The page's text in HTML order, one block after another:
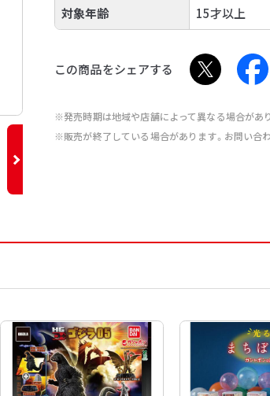
対象年齢 15才以上
この商品をシェアする
※発売時期は地域や店舗によって異なる場合があ
※販売が終了している場合があります。お問い合